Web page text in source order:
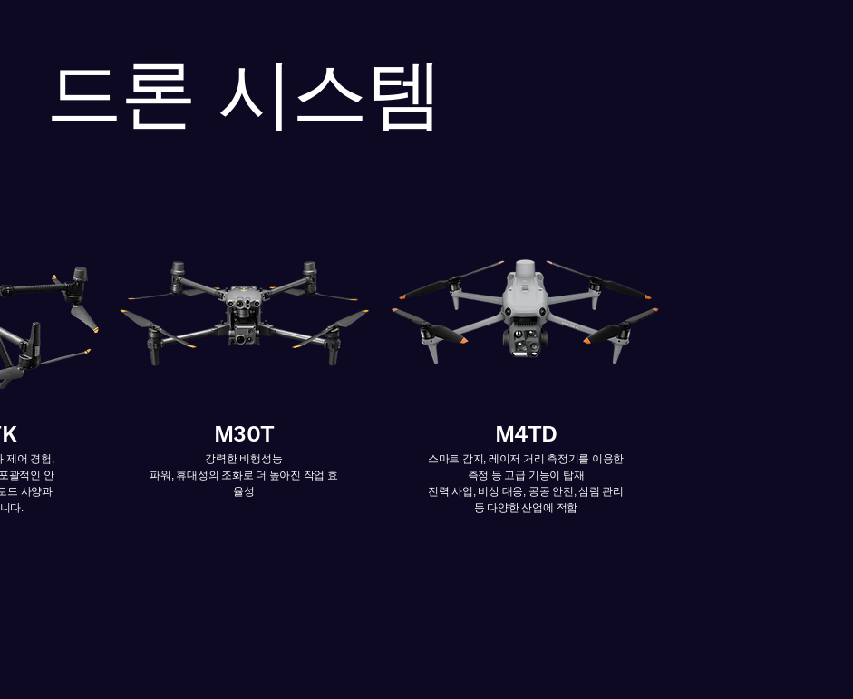
드론 시스템
제어 경험,
괄적인 안
드 사양과
다.
M30T
강력한 비행성능
​파워, 휴대성의 조화로 더 높아진 작업 효
율성
M4TD​
스마트 감지, 레이저 거리 측정기를 이용한
측정 등 고급 기능이 탑재
전력 사업, 비상 대응, 공공 안전, 삼림 관리
등 다양한 산업에 적합